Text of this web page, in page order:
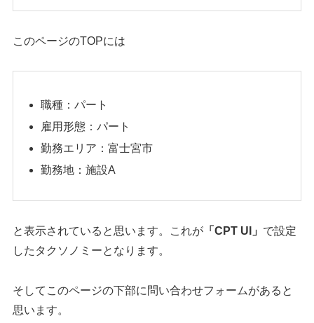
このページのTOPには
職種：パート
雇用形態：パート
勤務エリア：富士宮市
勤務地：施設A
と表示されていると思います。これが 「CPT UI」 で設定
したタクソノミーとなります。
そしてこのページの下部に問い合わせフォームがあると
思います。